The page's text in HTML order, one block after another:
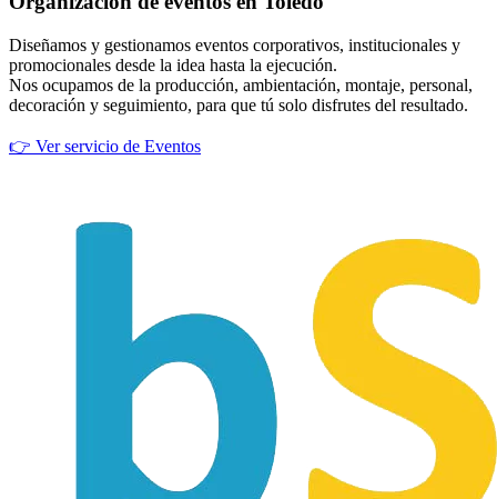
Diseñamos y gestionamos eventos corporativos, institucionales y
promocionales desde la idea hasta la ejecución.
Nos ocupamos de la producción, ambientación, montaje, personal,
decoración y seguimiento, para que tú solo disfrutes del resultado.
👉 Ver servicio de Eventos